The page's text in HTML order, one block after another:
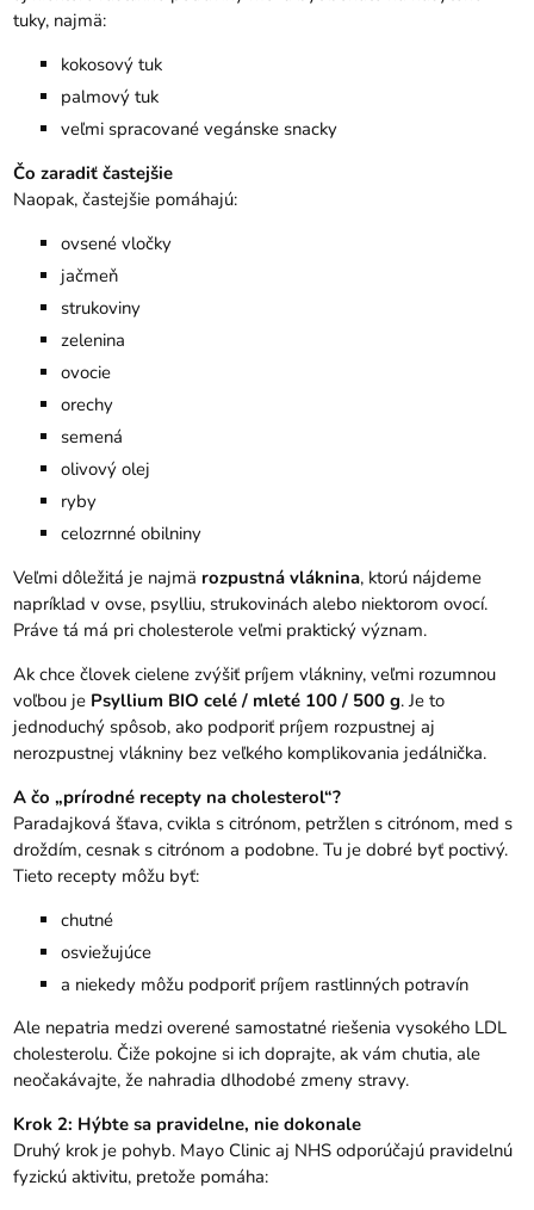
tuky, najmä:
kokosový tuk
palmový tuk
veľmi spracované vegánske snacky
Čo zaradiť častejšie
Naopak, častejšie pomáhajú:
ovsené vločky
jačmeň
strukoviny
zelenina
ovocie
orechy
semená
olivový olej
ryby
celozrnné obilniny
Veľmi dôležitá je najmä rozpustná vláknina, ktorú nájdeme
napríklad v ovse, psylliu, strukovinách alebo niektorom ovocí.
Práve tá má pri cholesterole veľmi praktický význam.
Ak chce človek cielene zvýšiť príjem vlákniny, veľmi rozumnou
voľbou je Psyllium BIO celé / mleté 100 / 500 g. Je to
jednoduchý spôsob, ako podporiť príjem rozpustnej aj
nerozpustnej vlákniny bez veľkého komplikovania jedálnička.
A čo „prírodné recepty na cholesterol“?
Paradajková šťava, cvikla s citrónom, petržlen s citrónom, med s
droždím, cesnak s citrónom a podobne. Tu je dobré byť poctivý.
Tieto recepty môžu byť:
chutné
osviežujúce
a niekedy môžu podporiť príjem rastlinných potravín
Ale nepatria medzi overené samostatné riešenia vysokého LDL
cholesterolu. Čiže pokojne si ich doprajte, ak vám chutia, ale
neočakávajte, že nahradia dlhodobé zmeny stravy.
Krok 2: Hýbte sa pravidelne, nie dokonale
Druhý krok je pohyb. Mayo Clinic aj NHS odporúčajú pravidelnú
fyzickú aktivitu, pretože pomáha: